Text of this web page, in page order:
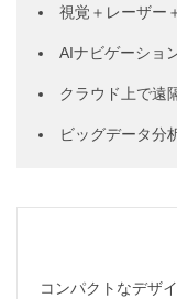
視覚＋レーザー
AIナビゲーショ
クラウド上で遠
ビッグデータ分
コンパクトなデザ